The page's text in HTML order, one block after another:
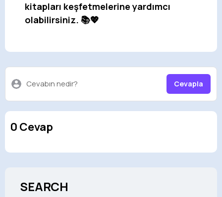
kitapları keşfetmelerine yardımcı
olabilirsiniz. 📚💖
Cevabın nedir? Cevapla
0 Cevap
SEARCH